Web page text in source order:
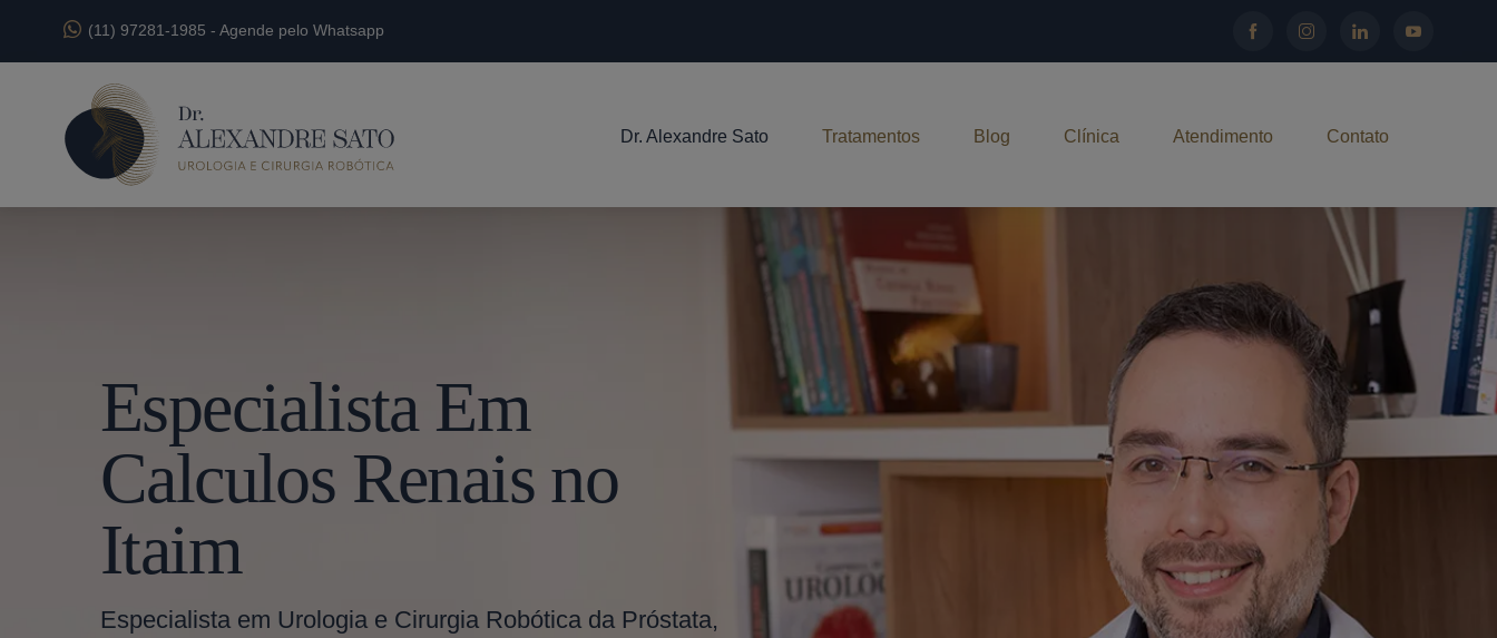
(11) 97281-1985 - Agende pelo Whatsapp
Dr. Alexandre Sato Tratamentos Blog Clínica Atendimento Contato
Especialista Em
Calculos Renais no
Itaim
Especialista em Urologia e Cirurgia Robótica da Próstata,